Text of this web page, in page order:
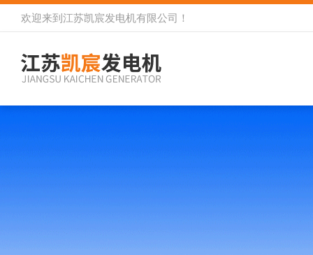
欢迎来到 江苏凯宸发电机有限公司 ！